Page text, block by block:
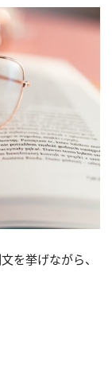
を挙げながら、